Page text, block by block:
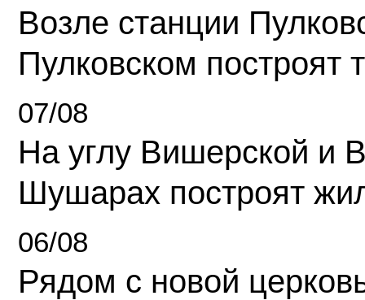
Возле станции
Пулковском построят
07/08
На углу Вишерской и
Шушарах построят
06/08
Рядом с новой